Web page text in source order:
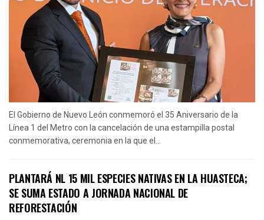
El Gobierno de Nuevo León conmemoró el 35 Aniversario de la
Línea 1 del Metro con la cancelación de una estampilla postal
conmemorativa, ceremonia en la que el...
PLANTARÁ NL 15 MIL ESPECIES NATIVAS EN LA HUASTECA;
SE SUMA ESTADO A JORNADA NACIONAL DE
REFORESTACIÓN